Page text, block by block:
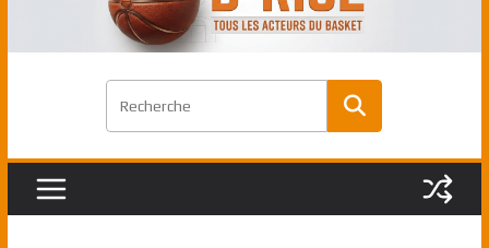
Antetokounmpo triomphent, le Greek
Freek élu MVP
Shai Gilgeous-Alexander : son premier
canadien transcendant face aux Spurs
Pau Gasol dans l’histoire en 2002 :
l’année